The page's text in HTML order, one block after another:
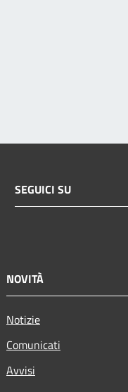
SEGUICI SU
NOVITÀ
Notizie
Comunicati
Avvisi